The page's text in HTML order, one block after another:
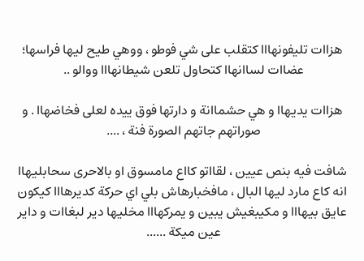
هزاات تليفونهااا كتقلب على شي فوطو ، ووهي طيح ليها فراسها؛
عضاات لساانهاا كتحاول تلعن شيطانهااا ووالو ..
هزاات يديهاا و هي حشماانة و دارتها فوق ييده لعلى فخاضهاا . و
صوراتهم جاتهم الصورة فنة ، ....
شافت فيه بنص عيين ، لقااتو كااع مامسوق او بالاحرى سحابليهاا
انه كاع مارد ليها البال ، مافخبارهاش بلي اي حركة كديرهااا كيكون
عايق بيهااا و مكيبغيش يبين و يمركهااا مخليها دير لبغاات و داير
عين ميكة ......